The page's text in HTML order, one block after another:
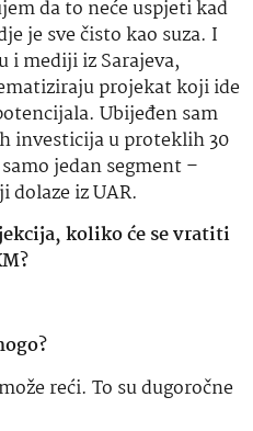
da to neće uspjeti kad
je sve čisto kao suza. I
i mediji iz Sarajeva,
projekat koji ide
Ubijeđen sam
investicija u proteklih 30
jedan segment –
dolaze iz UAR.
koliko će se vratiti
reći. To su dugoročne